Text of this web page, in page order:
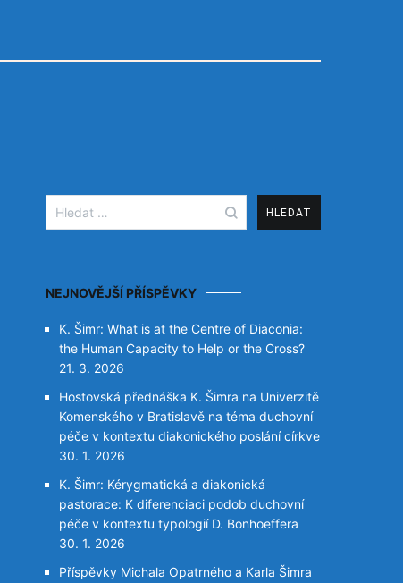
NEJNOVĚJŠÍ PŘÍSPĚVKY
K. Šimr: What is at the Centre of Diaconia:
the Human Capacity to Help or the Cross?
21. 3. 2026
Hostovská přednáška K. Šimra na Univerzitě
Komenského v Bratislavě na téma duchovní
péče v kontextu diakonického poslání církve
30. 1. 2026
K. Šimr: Kérygmatická a diakonická
pastorace: K diferenciaci podob duchovní
péče v kontextu typologií D. Bonhoeffera
30. 1. 2026
Příspěvky Michala Opatrného a Karla Šimra